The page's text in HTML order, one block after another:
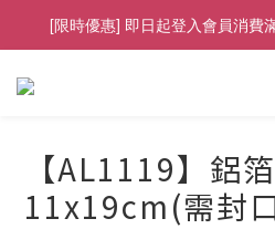
[限時優惠] 即日起登入會員消費
[限時優惠] 即日起登入會員消費
訂單消費滿1500元
[限時優惠] 即日起登入會員消費
【AL1119】鋁
11x19cm(需封